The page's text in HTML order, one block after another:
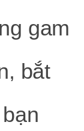
gam
bắt